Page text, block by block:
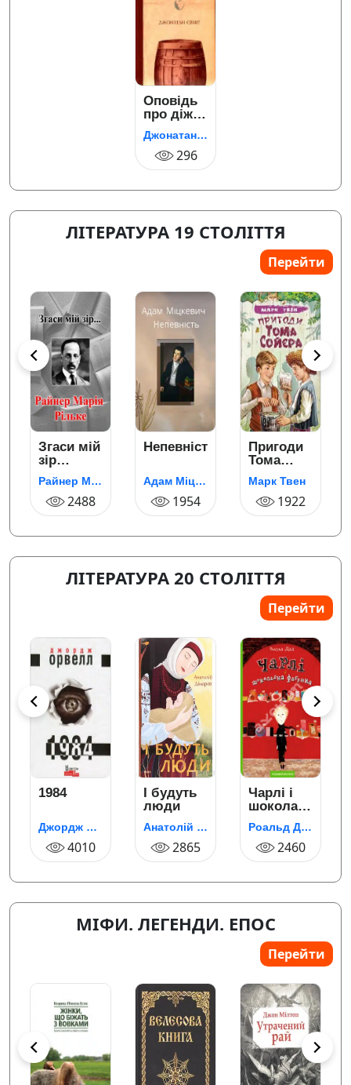
Оповідь
про діжку
та Історія
Мартіна Джонатан Свіфт
296
ЛІТЕРАТУРА 19 СТОЛІТТЯ
Перейти
Згаси мій
зір…
Райнер Марія Рільке
2488
Непевність
Адам Міцкевич
1954
Пригоди
Тома
Сойєра
(Походеньки
Тома
Сойєра)
Марк Твен
1922
ЛІТЕРАТУРА 20 СТОЛІТТЯ
Перейти
1984
Джордж Орвелл
4010
І будуть
люди
Анатолій Дімаров
2865
Чарлі і
шоколадна
фабрикаРоальд Дал
2460
МІФИ. ЛЕГЕНДИ. ЕПОС
Перейти